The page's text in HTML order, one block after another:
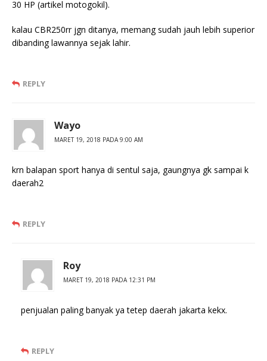
30 HP (artikel motogokil).
kalau CBR250rr jgn ditanya, memang sudah jauh lebih superior
dibanding lawannya sejak lahir.
REPLY
Wayo
MARET 19, 2018 PADA 9:00 AM
krn balapan sport hanya di sentul saja, gaungnya gk sampai k
daerah2
REPLY
Roy
MARET 19, 2018 PADA 12:31 PM
penjualan paling banyak ya tetep daerah jakarta kekx.
REPLY